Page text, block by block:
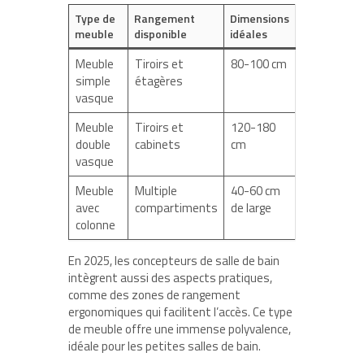
Type de
meuble
Rangement
disponible
Dimensions
idéales
Meuble
simple
vasque
Tiroirs et
étagères
80-100 cm
Meuble
double
vasque
Tiroirs et
cabinets
120-180
cm
Meuble
avec
colonne
Multiple
compartiments
40-60 cm
de large
En 2025, les concepteurs de salle de bain
intègrent aussi des aspects pratiques,
comme des zones de rangement
ergonomiques qui facilitent l’accès. Ce type
de meuble offre une immense polyvalence,
idéale pour les petites salles de bain.